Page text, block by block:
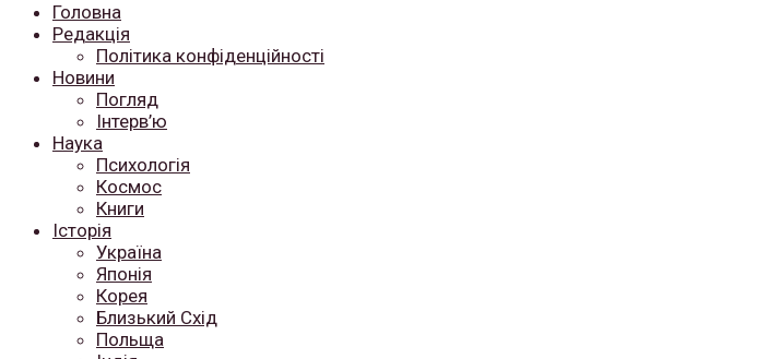
Головна
Редакція
Політика конфіденційності
Новини
Погляд
Інтерв’ю
Наука
Психологія
Космос
Книги
Історія
Україна
Японія
Корея
Близький Схід
Польща